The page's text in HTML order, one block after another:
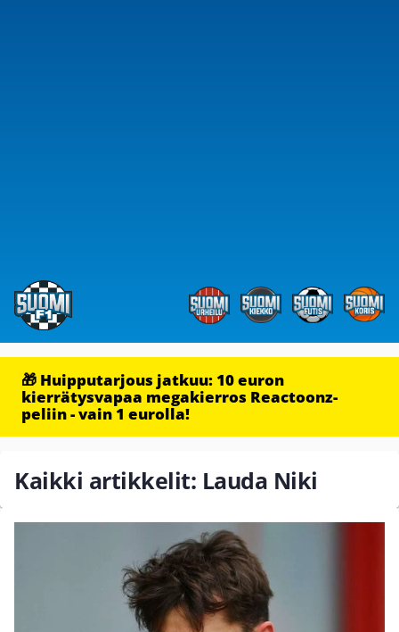
🎁 Huipputarjous jatkuu: 10 euron
kierrätysvapaa megakierros Reactoonz-
peliin - vain 1 eurolla!
Kaikki artikkelit: Lauda Niki